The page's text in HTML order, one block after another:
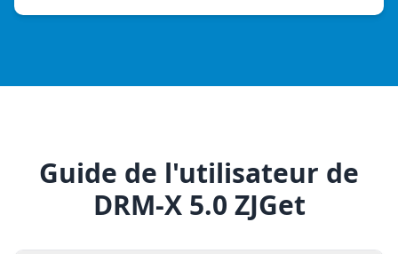
Guide de l'utilisateur de
DRM-X 5.0 ZJGet